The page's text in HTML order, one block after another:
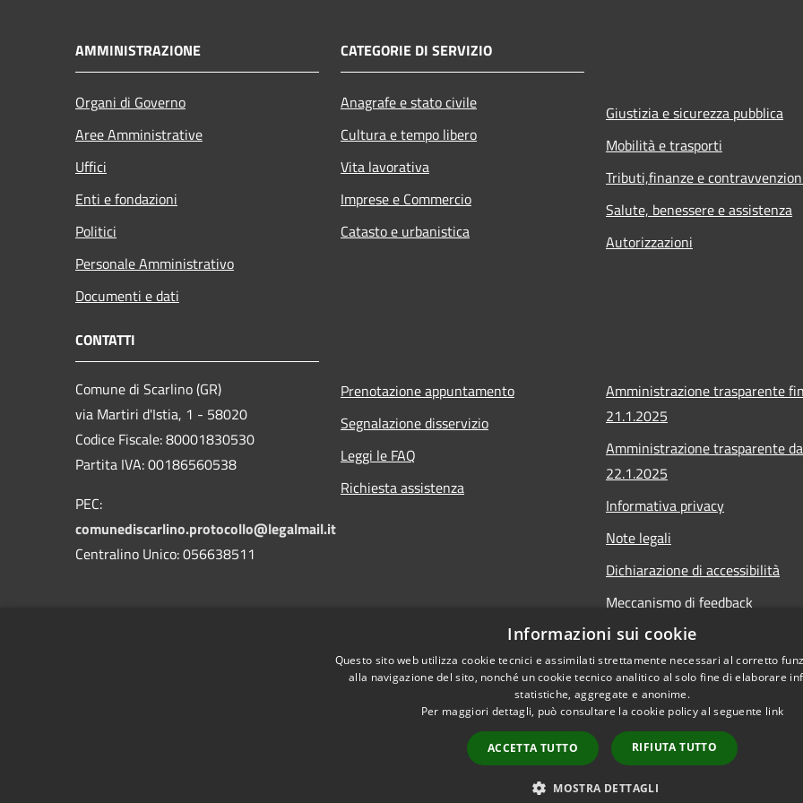
AMMINISTRAZIONE
Organi di Governo
Aree Amministrative
Uffici
Enti e fondazioni
Politici
Personale Amministrativo
Documenti e dati
CATEGORIE DI SERVIZIO
Anagrafe e stato civile
Cultura e tempo libero
Vita lavorativa
Imprese e Commercio
Catasto e urbanistica
Giustizia e sicurezza pubblica
Mobilità e trasporti
Tributi,finanze e
Salute, benessere e assistenza
Autorizzazioni
CONTATTI
Comune di Scarlino (GR)
via Martiri d'Istia, 1 - 58020
Codice Fiscale: 80001830530
Partita IVA: 00186560538
PEC:
comunediscarlino.protocollo@legalmail.it
Centralino Unico: 056638511
Prenotazione appuntamento
Segnalazione disservizio
Leggi le FAQ
Richiesta assistenza
Amministrazione trasparente
21.1.2025
Amministrazione trasparente
22.1.2025
Informativa privacy
Note legali
Dichiarazione di accessibilità
Meccanismo di feedback
Whistleblowing
Copyright © 2020 •
Informazioni sui cookie
Questo sito web utilizza cookie tecnici e assimilati strettamente necessari al corretto
alla navigazione del sito, nonché un cookie tecnico analitico al solo fine di elaborare
statistiche, aggregate e anonime.
Per maggiori dettagli, può consultare la cookie policy al seguente link
ACCETTA TUTTO RIFIUTA TUTTO
MOSTRA DETTAGLI